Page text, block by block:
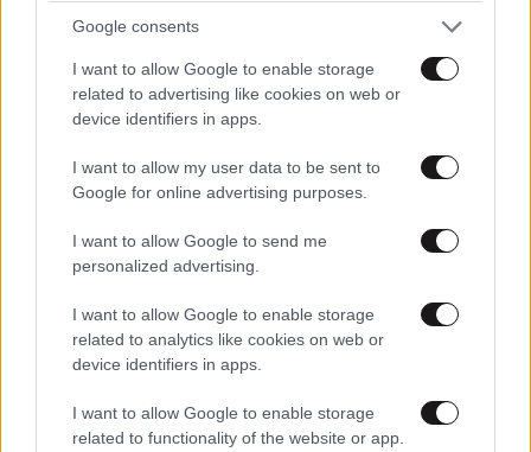
Google consents
I want to allow Google to enable storage
related to advertising like cookies on web or
device identifiers in apps.
I want to allow my user data to be sent to
Google for online advertising purposes.
I want to allow Google to send me
personalized advertising.
I want to allow Google to enable storage
related to analytics like cookies on web or
device identifiers in apps.
I want to allow Google to enable storage
related to functionality of the website or app.
από το πρόβλημα σου.
Απαντήστε
ιδεα που ειναι ουτε εχεις παει ποτε στην ζωη
σου..ολα αυτα που γραφεις μονο στο μυαλο σου
ισχυουν ανθελληνα αριστερη αμοιβαδα
Απαντήστε
ΑΤΖ 09·06·2026 23:17